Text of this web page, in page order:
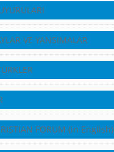
VE YANSIMALAR
FORUM (in English)